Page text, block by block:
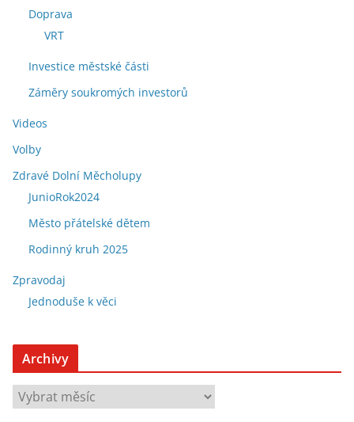
Doprava
VRT
Investice městské části
Záměry soukromých investorů
Videos
Volby
Zdravé Dolní Měcholupy
JunioRok2024
Město přátelské dětem
Rodinný kruh 2025
Zpravodaj
Jednoduše k věci
Archivy
A